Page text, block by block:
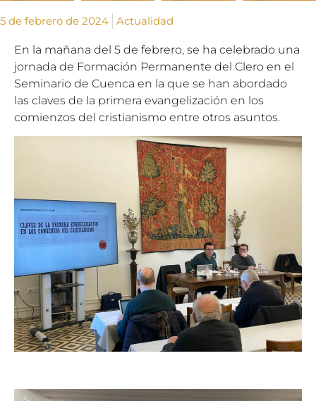
5 de febrero de 2024 Actualidad
En la mañana del 5 de febrero, se ha celebrado una
jornada de Formación Permanente del Clero en el
Seminario de Cuenca en la que se han abordado
las claves de la primera evangelización en los
comienzos del cristianismo entre otros asuntos.